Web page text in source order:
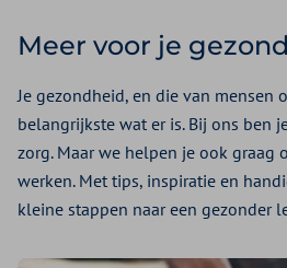
Meer voor je
Je gezondheid, en die van mensen
belangrijkste wat er is. Bij ons ben
zorg. Maar we helpen je ook graag
werken. Met tips, inspiratie en
kleine stappen naar een gezonder